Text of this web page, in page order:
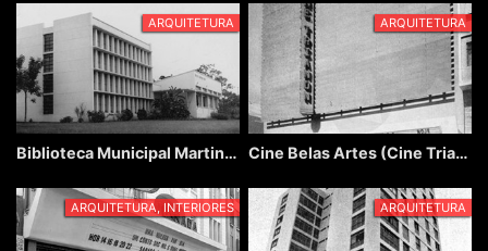
ARQUITETURA
Biblioteca Municipal Martinico Prado (Araras)
ARQUITETURA
Cine Belas Artes (Cine Trianon)
ARQUITETURA, INTERIORES ARQUITETURA